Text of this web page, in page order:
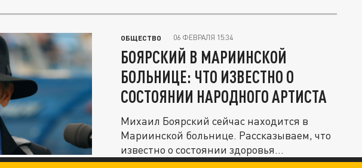
ОБЩЕСТВО 06 ФЕВРАЛЯ 15:34
БОЯРСКИЙ В МАРИИНСКОЙ
БОЛЬНИЦЕ: ЧТО ИЗВЕСТНО О
СОСТОЯНИИ НАРОДНОГО АРТИСТА
Михаил Боярский сейчас находится в
Мариинской больнице. Рассказываем, что
известно о состоянии здоровья...